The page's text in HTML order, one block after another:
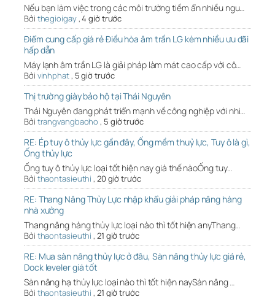
Nếu bạn làm việc trong các môi trường tiềm ẩn nhiều ngu…
Bởi thegioigay,4 giờ trước
Điểm cung cấp giá rẻ Điều hòa âm trần LG kèm nhiều ưu đãi
hấp dẫn
Máy lạnh âm trần LG là giải pháp làm mát cao cấp với cô…
Bởi vinhphat, 5 giờ trước
Thị trường giày bảo hộ tại Thái Nguyên
Thái Nguyên đang phát triển mạnh về công nghiệp với nhi…
Bởi trangvangbaoho , 5 giờ trước
RE: Ép tuy ô thủy lực gần đây, Ống mềm thuỷ lực, Tuy ô là gì,
Ống thủy lực
Ống tuy ô thủy lực loại tốt hiện nay giá thế nàoỐng tuy…
Bởi thaontasieuthi , 20 giờ trước
RE: Thang Nâng Thủy Lực nhập khẩu giải pháp nâng hàng
nhà xưởng
Thang nâng hàng thủy lực loại nào thì tốt hiện anyThang…
Bởi thaontasieuthi , 21 giờ trước
RE: Mua sàn nâng thủy lực ở đâu, Sàn nâng thủy lực giá rẻ,
Dock leveler giá tốt
Sàn nâng hạ thủy lực loại nào thì tốt hiện naySàn nâng …
Bởi thaontasieuthi , 21 giờ trước